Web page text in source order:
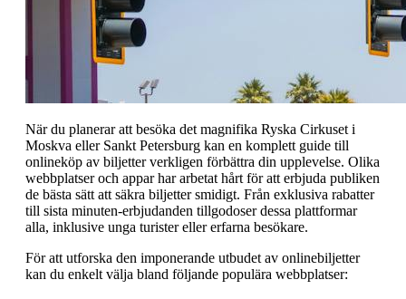
När du planerar att besöka det magnifika Ryska Cirkuset i
Moskva eller Sankt Petersburg kan en komplett guide till
onlineköp av biljetter verkligen förbättra din upplevelse. Olika
webbplatser och appar har arbetat hårt för att erbjuda publiken
de bästa sätt att säkra biljetter smidigt. Från exklusiva rabatter
till sista minuten-erbjudanden tillgodoser dessa plattformar
alla, inklusive unga turister eller erfarna besökare.
För att utforska den imponerande utbudet av onlinebiljetter
kan du enkelt välja bland följande populära webbplatser: